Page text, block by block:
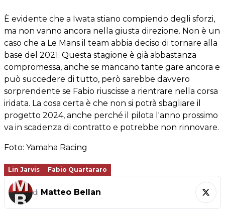
È evidente che a Iwata stiano compiendo degli sforzi,
ma non vanno ancora nella giusta direzione. Non è un
caso che a Le Mans il team abbia deciso di tornare alla
base del 2021. Questa stagione è già abbastanza
compromessa, anche se mancano tante gare ancora e
può succedere di tutto, però sarebbe davvero
sorprendente se Fabio riuscisse a rientrare nella corsa
iridata. La cosa certa è che non si potrà sbagliare il
progetto 2024, anche perché il pilota l'anno prossimo
va in scadenza di contratto e potrebbe non rinnovare.
Foto: Yamaha Racing
Lin Jarvis Fabio Quartararo
di Matteo Bellan